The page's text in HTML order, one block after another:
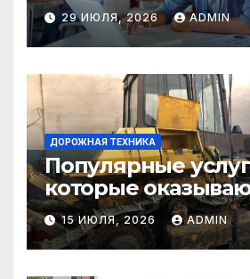
29 ИЮЛЯ, 2026 ADMIN
ДОРОЖНАЯ ТЕХНИКА
Популярные
которые
самосвалы в
и логистике
15 ИЮЛЯ, 2026 ADMIN